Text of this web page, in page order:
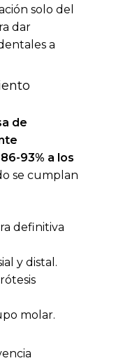
solo del
dar
a
de
93% a los
se cumplan
definitiva
y distal.
molar.